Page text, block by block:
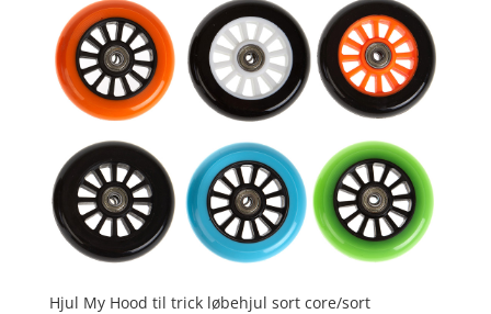
Hjul My Hood til trick løbehjul sort core/sort